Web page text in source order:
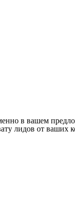
в вашем
лидов от